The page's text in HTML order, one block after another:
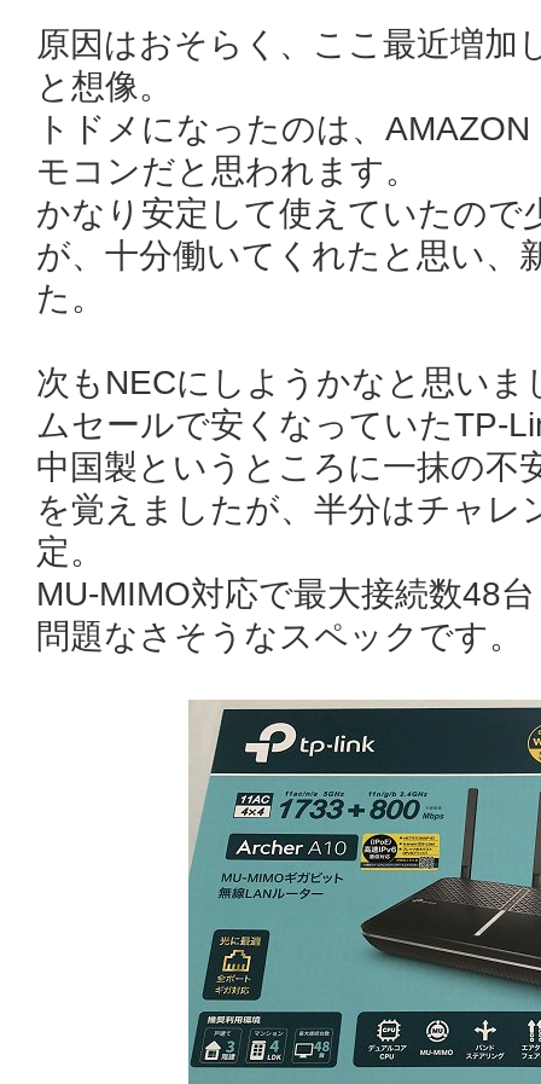
原因はおそらく、ここ最近増加
と想像。
トドメになったのは、
モコンだと思われます。
かなり安定して使えていたので
が、十分働いてくれたと思い、
た。
次もNECにしようかなと思いま
ムセールで安くなっていたTP-
中国製というところに一抹の不
を覚えましたが、半分はチャレ
定。
MU-MIMO対応で最大接続数48
問題なさそうなスペックです。